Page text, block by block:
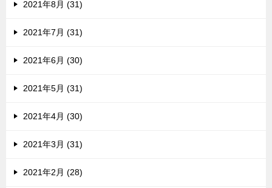
2021年8月 (31)
2021年7月 (31)
2021年6月 (30)
2021年5月 (31)
2021年4月 (30)
2021年3月 (31)
2021年2月 (28)